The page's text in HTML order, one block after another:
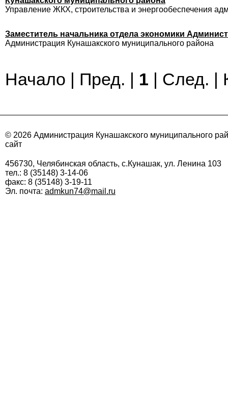
Управление ЖКХ, строительства и энергообеспечения
Заместитель начальника отдела экономики
Администрация Кунашакского муниципального района
Начало | Пред. | 1 | След. |
© 2026 Администрация Кунашакского муниципального
сайт
456730, Челябинская область, с.Кунашак, ул. Ленина 103
тел.: 8 (35148) 3-14-06
факс: 8 (35148) 3-19-11
Эл. почта: admkun74@mail.ru